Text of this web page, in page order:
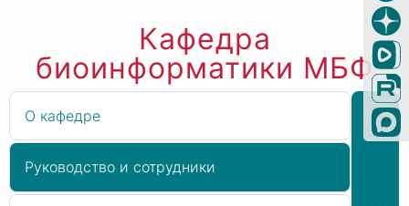
Кафедра
биоинформатики МБФ
О кафедре
Руководство и сотрудники